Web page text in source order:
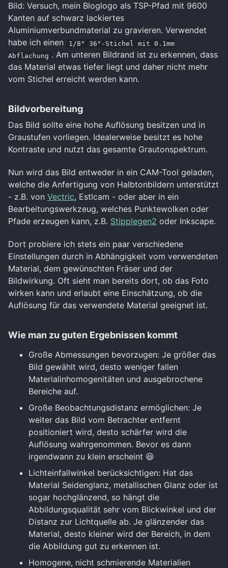
Bild: Versuch, mein Bloglogo als TSP-Pfad mit 9600
Kanten auf schwarz lackiertes
Aluminiumverbundmaterial zu gravieren. Verwendet
habe ich einen
1/8" 36°-Stichel mit 0.1mm
Abflachung . Am unteren Bildrand ist zu erkennen, dass
das Material etwas tiefer liegt und daher nicht mehr
vom Stichel erreicht werden kann.
Bildvorbereitung
Das Bild sollte eine hohe Auflösung besitzen und in
Graustufen vorliegen. Idealerweise besitzt es hohe
Kontraste und nutzt das gesamte Grautonspektrum.
Nun wird das Bild entweder in ein CAM-Tool geladen,
welche die Anfertigung von Halbtonbildern unterstützt
- z.B. von Vectric, Estlcam - oder aber in ein
Bearbeitungswerkzeug, welches Punktewolken oder
Pfade erzeugen kann, z.B. Stipplegen2 oder Inkscape.
Dort probiere ich stets ein paar verschiedene
Einstellungen durch in Abhängigkeit vom verwendeten
Material, dem gewünschten Fräser und der
Bildwirkung. Oft sieht man bereits dort, ob das Foto
wirken kann und erlaubt eine Einschätzung, ob die
Auflösung für das verwendete Material geeignet ist.
Wie man zu guten Ergebnissen kommt
Große Abmessungen bevorzugen: Je größer das
Bild gewählt wird, desto weniger fallen
Materialinhomogenitäten und ausgebrochene
Bereiche auf.
Große Beobachtungsdistanz ermöglichen: Je
weiter das Bild vom Betrachter entfernt
positioniert wird, desto schärfer wird die
Auflösung wahrgenommen. Bevor es dann
irgendwann zu klein erscheint 😆
Lichteinfallwinkel berücksichtigen: Hat das
Material Seidenglanz, metallischen Glanz oder ist
sogar hochglänzend, so hängt die
Abbildungsqualität sehr vom Blickwinkel und der
Distanz zur Lichtquelle ab. Je glänzender das
Material, desto kleiner wird der Bereich, in dem
die Abbildung gut zu erkennen ist.
Homogene, nicht schmierende Materialien